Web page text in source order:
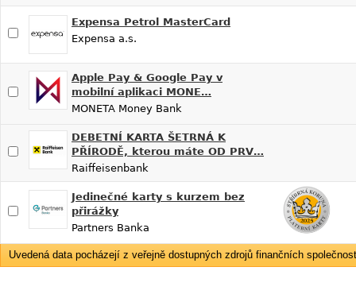
Expensa Petrol MasterCard
Expensa a.s.
Apple Pay & Google Pay v
mobilní aplikaci MONE…
MONETA Money Bank
DEBETNÍ KARTA ŠETRNÁ K
PŘÍRODĚ, kterou máte OD PRV…
Raiffeisenbank
Jedinečné karty s kurzem bez
přirážky
Partners Banka
Uvedená data pocházejí z veřejně dostupných zdrojů finančních